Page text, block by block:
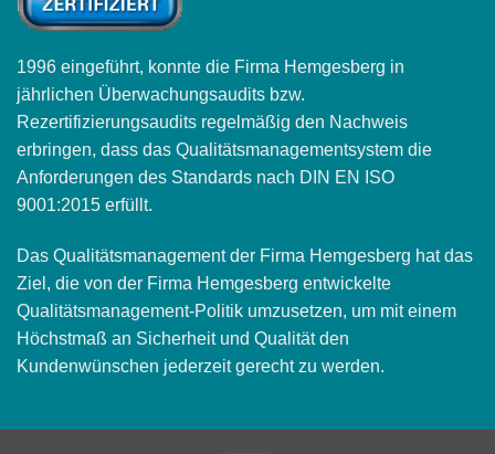
1996 eingeführt, konnte die Firma Hemgesberg in
jährlichen Überwachungsaudits bzw.
Rezertifizierungsaudits regelmäßig den Nachweis
erbringen, dass das Qualitätsmanagementsystem die
Anforderungen des Standards nach DIN EN ISO
9001:2015 erfüllt.
Das Qualitätsmanagement der Firma Hemgesberg hat das
Ziel, die von der Firma Hemgesberg entwickelte
Qualitätsmanagement-Politik umzusetzen, um mit einem
Höchstmaß an Sicherheit und Qualität den
Kundenwünschen jederzeit gerecht zu werden.